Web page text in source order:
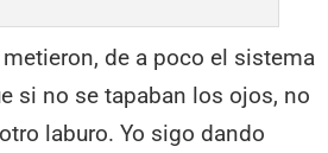
de a poco el sistema
si no se tapaban los ojos, no
laburo. Yo sigo dando